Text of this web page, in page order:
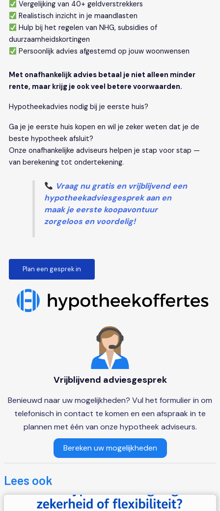
Vergelijking van 40+ geldverstrekkers
Realistisch inzicht in je maandlasten
Hulp bij het regelen van NHG, subsidies of
duurzaamheidskortingen
Persoonlijk advies afgestemd op jouw woonwensen
Met onafhankelijk advies betaal je niet alleen minder
rente, maar krijg je ook veel betere voorwaarden.
Hypotheekadvies nodig bij je eerste huis?
Ga je je eerste huis kopen en wil je zeker weten dat je de
beste hypotheek afsluit?
Onze onafhankelijke adviseurs helpen je stap voor stap —
van berekening tot ondertekening.
Vraag nu gratis en vrijblijvend een
hypotheekadviesgesprek aan en
maak je eerste koopavontuur
zorgeloos en voordelig!
Plan een gesprek in
Vrijblijvend adviesgesprek
Benieuwd naar uw mogelijkheden? Vul het formulier in om
telefonisch in contact te komen en een afspraak in te
plannen met één van onze hypotheek adviseurs.
Bereken uw mogelijkheden
Lees ook